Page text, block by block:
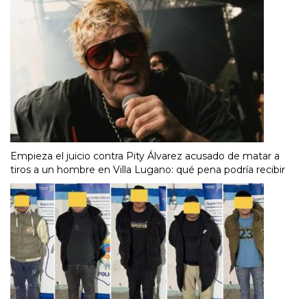
Empieza el juicio contra Pity Álvarez acusado de matar a
tiros a un hombre en Villa Lugano: qué pena podría recibir